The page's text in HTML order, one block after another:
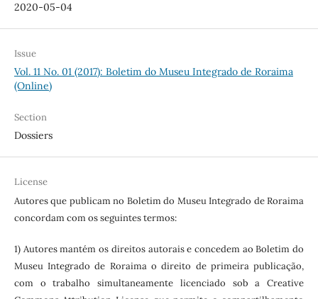
2020-05-04
Issue
Vol. 11 No. 01 (2017): Boletim do Museu Integrado de Roraima
(Online)
Section
Dossiers
License
Autores que publicam no Boletim do Museu Integrado de Roraima
concordam com os seguintes termos:
1) Autores mantém os direitos autorais e concedem ao Boletim do
Museu Integrado de Roraima o direito de primeira publicação,
com o trabalho simultaneamente licenciado sob a Creative